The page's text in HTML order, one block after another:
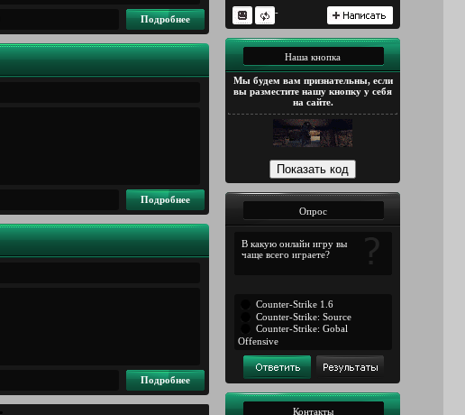
-
Наша кнопка
Мы будем вам признательны, если
вы разместите нашу кнопку у себя
на сайте.
Опрос
В какую онлайн игру вы
чаще всего играете?
Counter-Strike 1.6
Counter-Strike: Source
Counter-Strike: Gobal
Offensive
Контакты
Подробнее
Подробнее
Подробнее